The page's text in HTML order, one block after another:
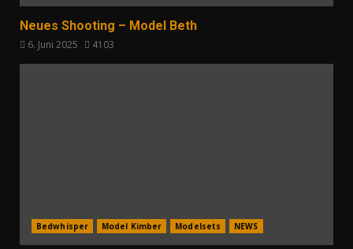
Neues Shooting – Model Beth
6. Juni 2025 4103
Bedwhisper Model Kimber Modelsets NEWS